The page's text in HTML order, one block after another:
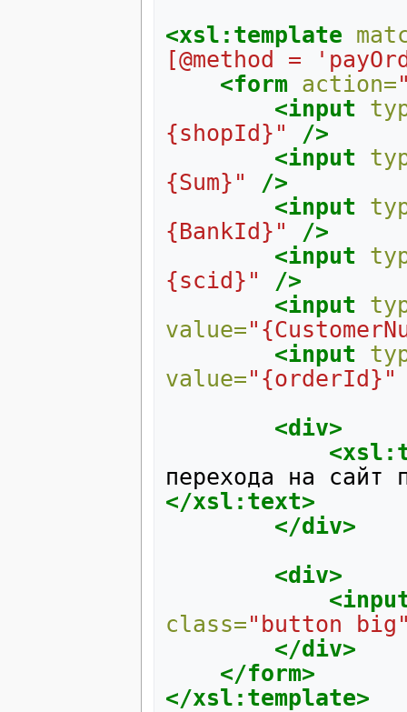
<xsl:template
[@method =
<form action=
<input
{shopId}"
/>
<input
{Sum}"
/>
<input
{BankId}"
/>
<input
{scid}"
/>
<input
value=
<input
value="{orderId}"
<div>
перехода
на сайт
</xsl:text>
</div>
<div>
class="button
</div>
</form>
</xsl:template>